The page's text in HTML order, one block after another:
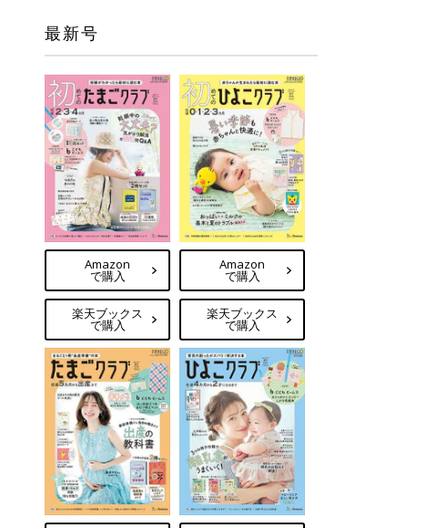
最新号
Amazon
で購入
楽天ブックス
で購入
Amazon
で購入
楽天ブックス
で購入